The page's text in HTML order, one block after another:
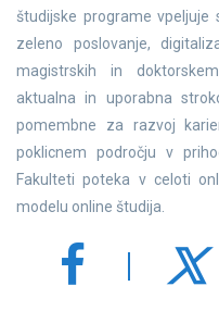
študijske programe
zeleno poslovanje,
magistrskih in
aktualna in uporabna
pomembne za razvoj
poklicnem področju v
Fakulteti poteka v celoti
modelu online študija.